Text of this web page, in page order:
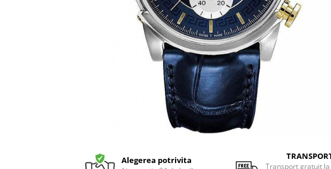
Alegerea potrivita
Transport gratuit